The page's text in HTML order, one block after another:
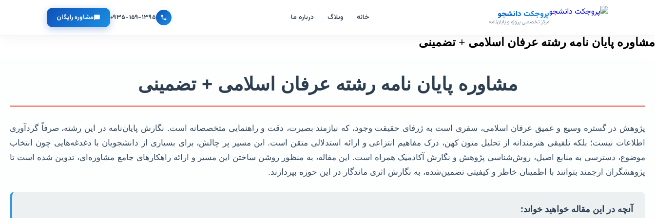
پروجکت دانشجو
مرکز تخصصی پروژه و پایان‌نامه خانه وبلاگ درباره ما ۰۹۳۵-۱۵۹-۱۳۹۵ مشاوره رایگان
مشاوره پایان نامه رشته عرفان اسلامی + تضمینی
مشاوره پایان نامه رشته عرفان اسلامی + تضمینی
پژوهش در گستره وسیع و عمیق عرفان اسلامی، سفری است به ژرفای حقیقت وجود، که نیازمند بصیرت، دقت و راهنمایی متخصصانه است. نگارش پایان‌نامه در این رشته، صرفاً گردآوری
اطلاعات نیست؛ بلکه تلفیقی هنرمندانه از تحلیل متون کهن، درک مفاهیم انتزاعی و ارائه استدلالی متقن است. این مسیر پر چالش، برای بسیاری از دانشجویان با دغدغه‌هایی چون انتخاب
موضوع، دسترسی به منابع اصیل، روش‌شناسی پژوهش و نگارش آکادمیک همراه است. این مقاله، به منظور روشن ساختن این مسیر و ارائه راهکارهای جامع مشاوره‌ای، تدوین شده است تا
پژوهشگران ارجمند بتوانند با اطمینان خاطر و کیفیتی تضمین‌شده، به نگارش اثری ماندگار در این حوزه بپردازند.
آنچه در این مقاله خواهید خواند: